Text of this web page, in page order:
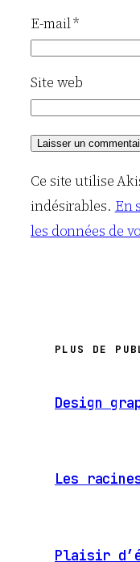
E-mail*
Site web
Ce site utilise
indésirables. En
les données de
PLUS DE
Design
Les
Plaisir